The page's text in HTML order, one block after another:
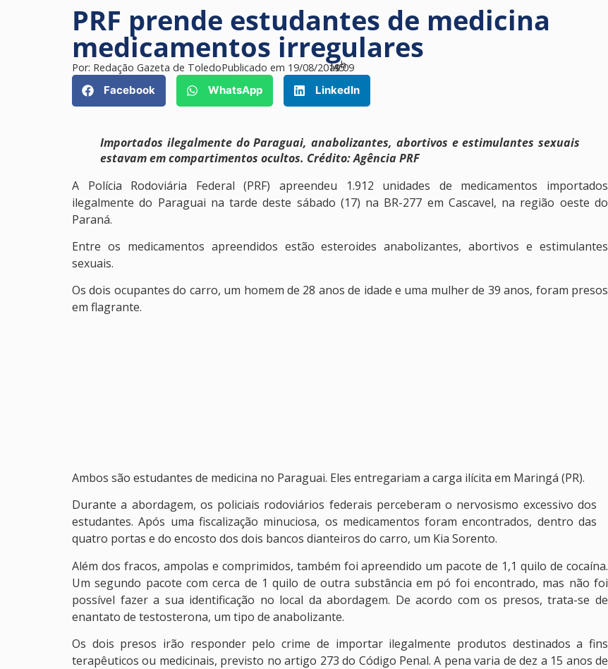
PRF prende estudantes de medicina
medicamentos irregulares
Por: Redação Gazeta de ToledoPublicado em 19/08/2019
às09
h
45
Facebook
WhatsApp LinkedIn
Importados ilegalmente do Paraguai, anabolizantes, abortivos e estimulantes sexuais
estavam em compartimentos ocultos. Crédito: Agência PRF
A Polícia Rodoviária Federal (PRF) apreendeu 1.912 unidades de medicamentos importados
ilegalmente do Paraguai na tarde deste sábado (17) na BR-277 em Cascavel, na região oeste do
Paraná.
Entre os medicamentos apreendidos estão esteroides anabolizantes, abortivos e estimulantes
sexuais.
Os dois ocupantes do carro, um homem de 28 anos de idade e uma mulher de 39 anos, foram presos
em flagrante.
Ambos são estudantes de medicina no Paraguai. Eles entregariam a carga ilícita em Maringá (PR).
Durante a abordagem, os policiais rodoviários federais perceberam o nervosismo excessivo dos
estudantes. Após uma fiscalização minuciosa, os medicamentos foram encontrados, dentro das
quatro portas e do encosto dos dois bancos dianteiros do carro, um Kia Sorento.
Além dos fracos, ampolas e comprimidos, também foi apreendido um pacote de 1,1 quilo de cocaína.
Um segundo pacote com cerca de 1 quilo de outra substância em pó foi encontrado, mas não foi
possível fazer a sua identificação no local da abordagem. De acordo com os presos, trata-se de
enantato de testosterona, um tipo de anabolizante.
Os dois presos irão responder pelo crime de importar ilegalmente produtos destinados a fins
terapêuticos ou medicinais, previsto no artigo 273 do Código Penal. A pena varia de dez a 15 anos de